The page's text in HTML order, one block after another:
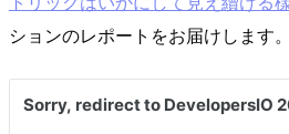
ションのレポートをお届けします。